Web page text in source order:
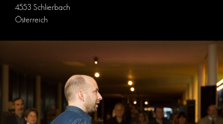
4553 Schlierbach
Österreich